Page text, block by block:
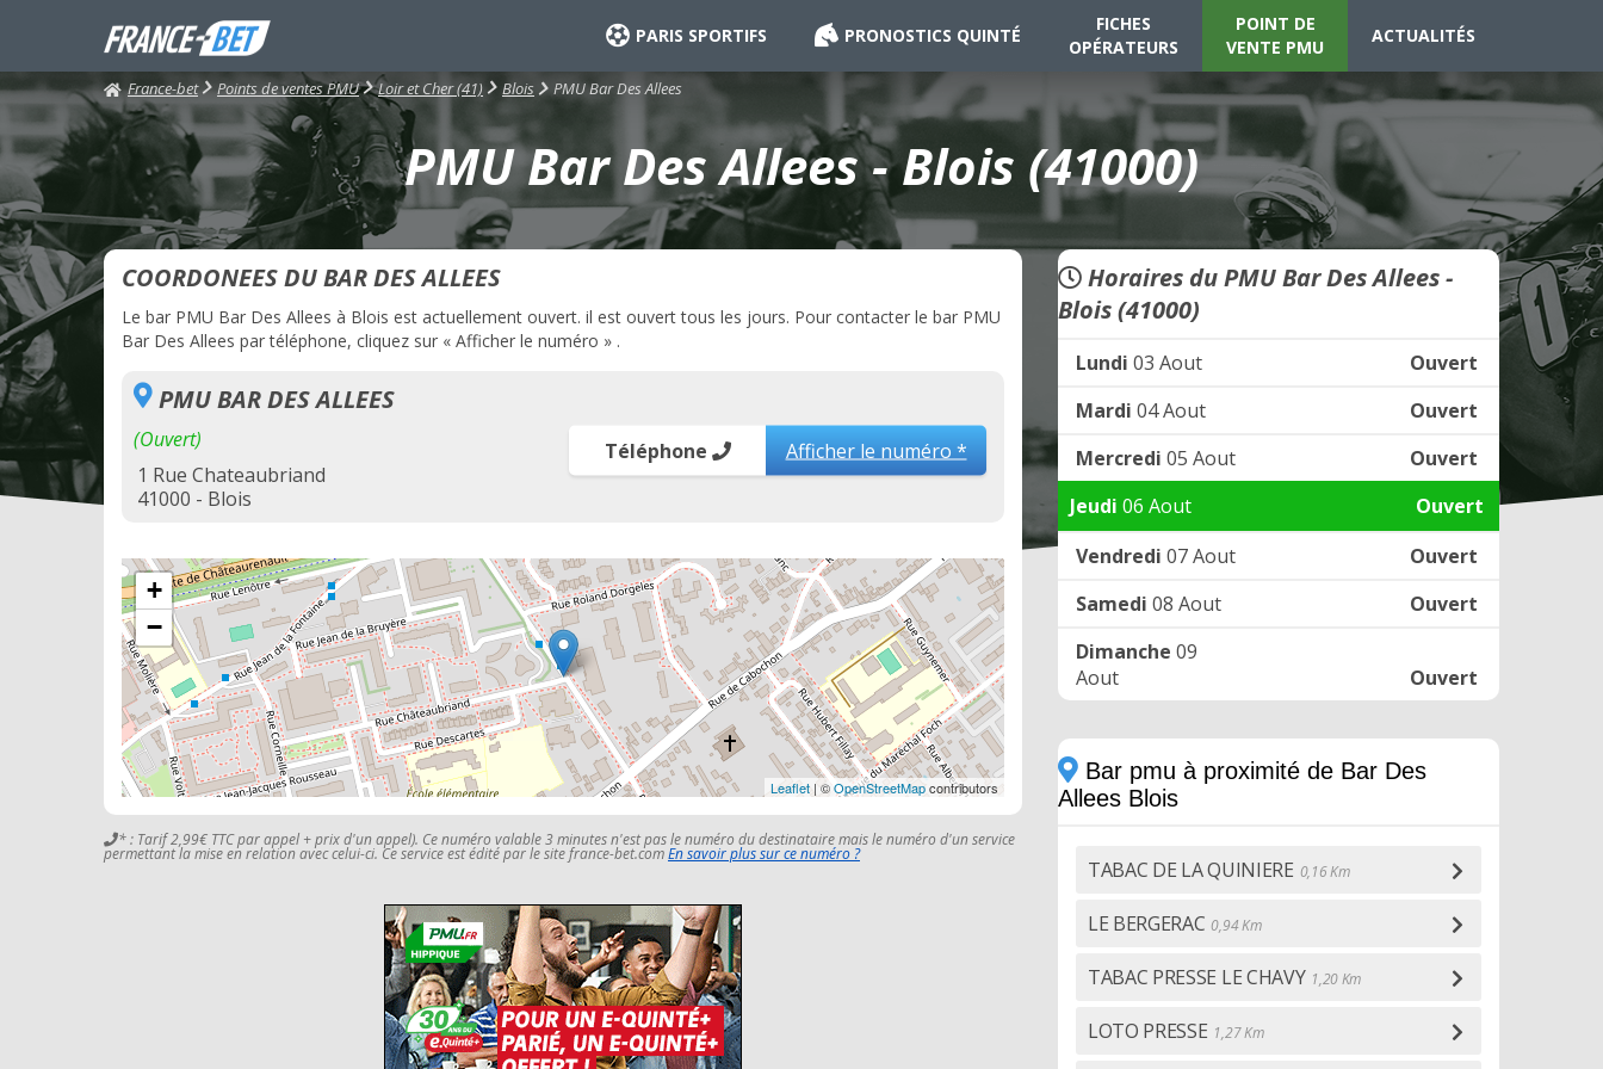
PARIS SPORTIFS PRONOSTICS QUINTÉ
FICHES
OPÉRATEURS
POINT DE
VENTE PMU
ACTUALITÉS
France-bet Points de ventes PMU Loir et Cher (41) Blois PMU Bar Des Allees
PMU Bar Des Allees - Blois (41000)
COORDONEES DU BAR DES ALLEES
Le bar PMU Bar Des Allees à Blois est actuellement ouvert. il est ouvert tous les jours. Pour contacter le bar PMU
Bar Des Allees par téléphone, cliquez sur « Afficher le numéro » .
PMU BAR DES ALLEES
(Ouvert)
1 Rue Chateaubriand
41000 - Blois
Téléphone Afficher le numéro *
+
−
Leaflet | ©OpenStreetMapcontributors
* : Tarif 2,99€ TTC par appel + prix d'un appel). Ce numéro valable 3 minutes n'est pas le numéro du destinataire mais le numéro d'un service
permettant la mise en relation avec celui-ci. Ce service est édité par le site france-bet.comEn savoir plus sur ce numéro ?
Horaires du PMU Bar Des Allees -
Blois (41000)
Lundi 03 Aout
Ouvert
Mardi 04 Aout
Ouvert
Mercredi 05 Aout
Ouvert
Jeudi 06 Aout
Ouvert
Vendredi 07 Aout
Ouvert
Samedi 08 Aout
Ouvert
Dimanche 09
Aout
Ouvert
Bar pmu à proximité de Bar Des
Allees Blois
TABAC DE LA QUINIERE 0,16 Km
LE BERGERAC 0,94 Km
TABAC PRESSE LE CHAVY 1,20 Km
LOTO PRESSE 1,27 Km